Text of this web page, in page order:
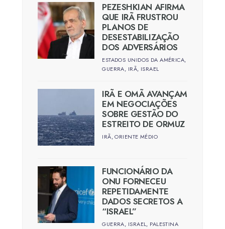
PEZESHKIAN AFIRMA
QUE IRÃ FRUSTROU
PLANOS DE
DESESTABILIZAÇÃO
DOS ADVERSÁRIOS
ESTADOS UNIDOS DA AMÉRICA,
GUERRA, IRÃ, ISRAEL
IRÃ E OMÃ AVANÇAM
EM NEGOCIAÇÕES
SOBRE GESTÃO DO
ESTREITO DE ORMUZ
IRÃ,ORIENTE MÉDIO
FUNCIONÁRIO DA
ONU FORNECEU
REPETIDAMENTE
DADOS SECRETOS A
“ISRAEL”
GUERRA, ISRAEL, PALESTINA